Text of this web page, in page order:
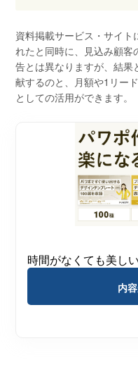
資料掲載サービス・サイト
れたと同時に、見込み顧
告とは異なりますが、結
献するのと、月額や1リー
としての活用ができます。
時間がなくても美し
内